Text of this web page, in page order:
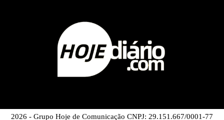
2026 - Grupo Hoje de Comunicação CNPJ: 29.151.667/0001-77